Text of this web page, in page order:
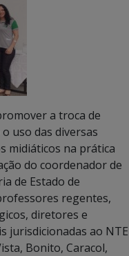
a troca de
uso das diversas
midiáticos na prática
do coordenador de
de Estado de
regentes,
diretores e
jurisdicionadas ao NTE
Bonito, Caracol,